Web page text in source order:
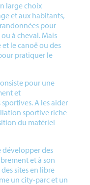
large choix
et aux habitants,
pour
à cheval. Mais
le canoë ou des
pratiquer le
pour une
et
A les aider
sportive riche
du matériel
développer des
et à son
sites en libre
un city-parc et un